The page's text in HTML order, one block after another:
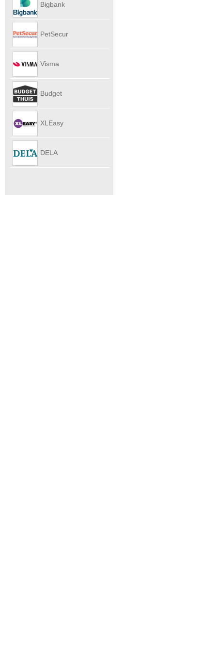
Bigbank
PetSecur
Visma
Budget
XLEasy
DELA